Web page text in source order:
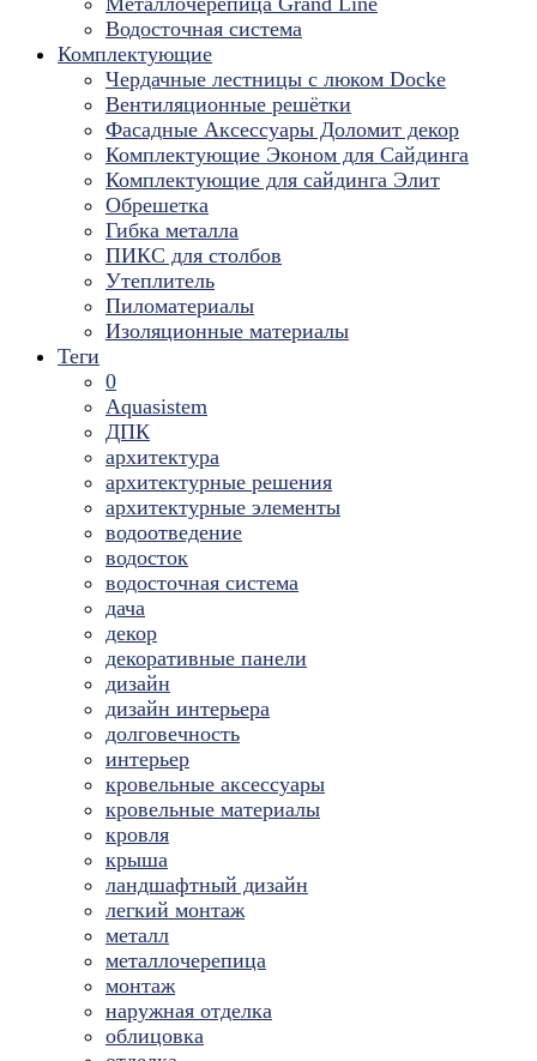
Водосточная система
Комплектующие
Чердачные лестницы с люком Docke
Вентиляционные решётки
Фасадные Аксессуары Доломит декор
Комплектующие Эконом для Сайдинга
Комплектующие для cайдинга Элит
Обрешетка
Гибка металла
ПИКС для столбов
Утеплитель
Пиломатериалы
Изоляционные материалы
Теги
0
Aquasistem
ДПК
архитектура
архитектурные решения
архитектурные элементы
водоотведение
водосток
водосточная система
дача
декор
декоративные панели
дизайн
дизайн интерьера
долговечность
интерьер
кровельные аксессуары
кровельные материалы
кровля
крыша
ландшафтный дизайн
легкий монтаж
металл
металлочерепица
монтаж
наружная отделка
облицовка